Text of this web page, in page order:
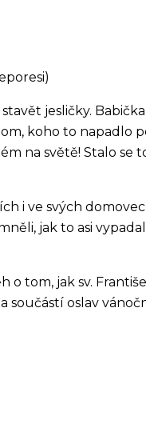
jesličky.
koho to napadlo
na světě! Stalo se
i ve svých
jak to asi
o tom, jak sv.
součástí oslav